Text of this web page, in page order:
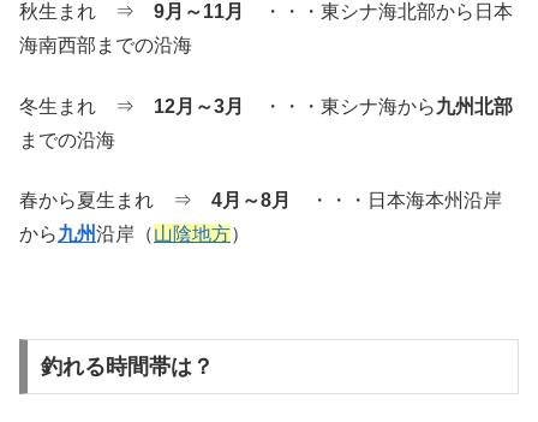
秋生まれ ⇒ 9月～11月
・・・東シナ海北部から日本
海南西部までの沿海
冬生まれ ⇒ 12月～3月 ・・・東シナ海から九州北部
までの沿海
春から夏生まれ ⇒ 4月～8月
・・・日本海本州沿岸
から九州沿岸（山陰地方）
釣れる時間帯は？